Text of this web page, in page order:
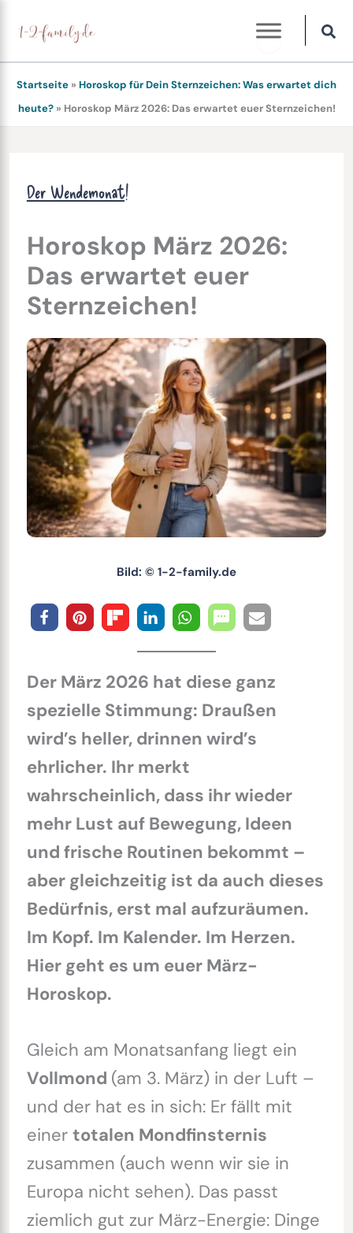
Inhalt
springen
Startseite » Horoskop für Dein Sternzeichen: Was erwartet dich
heute?» Horoskop März 2026: Das erwartet euer Sternzeichen!
Der Wendemonat!
Horoskop März 2026:
Das erwartet euer
Sternzeichen!
Bild: © 1-2-family.de
Der März 2026 hat diese ganz
spezielle Stimmung: Draußen
wird’s heller, drinnen wird’s
ehrlicher. Ihr merkt
wahrscheinlich, dass ihr wieder
mehr Lust auf Bewegung, Ideen
und frische Routinen bekommt –
aber gleichzeitig ist da auch dieses
Bedürfnis, erst mal aufzuräumen.
Im Kopf. Im Kalender. Im Herzen.
Hier geht es um euer März-
Horoskop.
Gleich am Monatsanfang liegt ein
Vollmond (am 3. März) in der Luft –
und der hat es in sich: Er fällt mit
einer totalen Mondfinsternis
zusammen (auch wenn wir sie in
Europa nicht sehen). Das passt
ziemlich gut zur März-Energie: Dinge